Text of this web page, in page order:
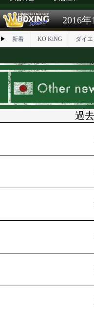
試合日程 試合結果
新着